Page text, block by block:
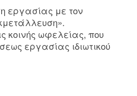
εργασίας με τον
κοινής ωφελείας, που
εργασίας ιδιωτικού